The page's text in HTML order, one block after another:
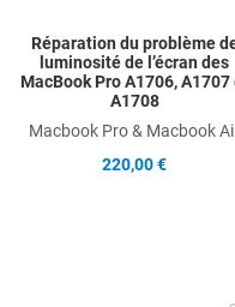
Réparation du problème
luminosité de l’écran des
MacBook Pro A1706, A1707
A1708
Macbook Pro & Macbook
220,00 €